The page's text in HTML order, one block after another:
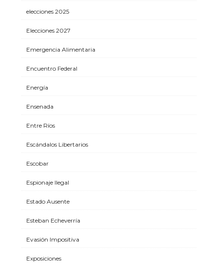
elecciones 2025
Elecciones 2027
Emergencia Alimentaria
Encuentro Federal
Energía
Ensenada
Entre Ríos
Escándalos Libertarios
Escobar
Espionaje Ilegal
Estado Ausente
Esteban Echeverría
Evasión Impositiva
Exposiciones